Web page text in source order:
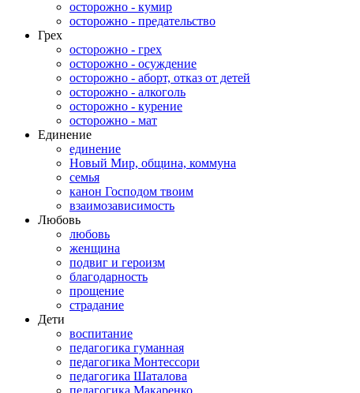
осторожно - кумир
осторожно - предательство
Грех
осторожно - грех
осторожно - осуждение
осторожно - аборт, отказ от детей
осторожно - алкоголь
осторожно - курение
осторожно - мат
Единение
единение
Новый Мир, община, коммуна
семья
канон Господом твоим
взаимозависимость
Любовь
любовь
женщина
подвиг и героизм
благодарность
прощение
страдание
Дети
воспитание
педагогика гуманная
педагогика Монтессори
педагогика Шаталова
педагогика Макаренко